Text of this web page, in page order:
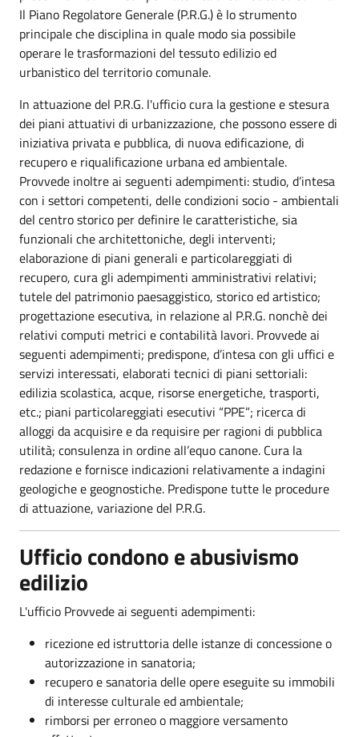
Il Piano Regolatore Generale (P.R.G.) è lo strumento
principale che disciplina in quale modo sia possibile
operare le trasformazioni del tessuto edilizio ed
urbanistico del territorio comunale.
In attuazione del P.R.G. l'ufficio cura la gestione e stesura
dei piani attuativi di urbanizzazione, che possono essere di
iniziativa privata e pubblica, di nuova edificazione, di
recupero e riqualificazione urbana ed ambientale.
Provvede inoltre ai seguenti adempimenti: studio, d’intesa
con i settori competenti, delle condizioni socio - ambientali
del centro storico per definire le caratteristiche, sia
funzionali che architettoniche, degli interventi;
elaborazione di piani generali e particolareggiati di
recupero, cura gli adempimenti amministrativi relativi;
tutele del patrimonio paesaggistico, storico ed artistico;
progettazione esecutiva, in relazione al P.R.G. nonchè dei
relativi computi metrici e contabilità lavori. Provvede ai
seguenti adempimenti; predispone, d’intesa con gli uffici e
servizi interessati, elaborati tecnici di piani settoriali:
edilizia scolastica, acque, risorse energetiche, trasporti,
etc.; piani particolareggiati esecutivi “PPE”; ricerca di
alloggi da acquisire e da requisire per ragioni di pubblica
utilità; consulenza in ordine all’equo canone. Cura la
redazione e fornisce indicazioni relativamente a indagini
geologiche e geognostiche. Predispone tutte le procedure
di attuazione, variazione del P.R.G.
Ufficio condono e abusivismo
edilizio
L'ufficio Provvede ai seguenti adempimenti:
ricezione ed istruttoria delle istanze di concessione o
autorizzazione in sanatoria;
recupero e sanatoria delle opere eseguite su immobili
di interesse culturale ed ambientale;
rimborsi per erroneo o maggiore versamento